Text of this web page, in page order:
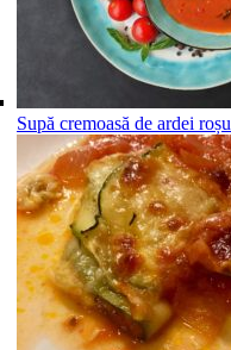
Supă cremoasă de ardei roșu